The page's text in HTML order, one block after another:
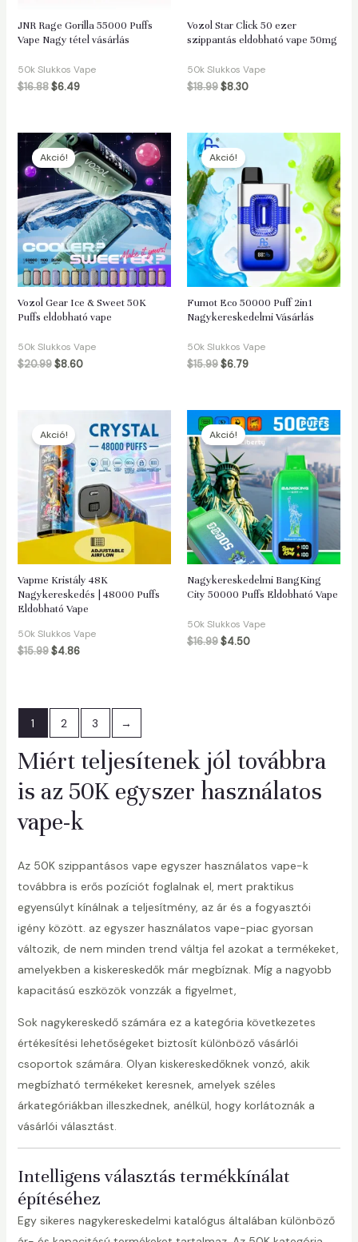
JNR Rage Gorilla 55000 Puffs
Vape Nagy tétel vásárlás
50k Slukkos Vape
$16.88 $6.49
Vozol Star Click 50 ezer
szippantás eldobható vape 50mg
50k Slukkos Vape
$18.99$8.30
Akció!
Vozol Gear Ice & Sweet 50K
Puffs eldobható vape
50k Slukkos Vape
$20.99 $8.60
Akció!
Fumot Eco 50000 Puff 2in1
Nagykereskedelmi Vásárlás
50k Slukkos Vape
$15.99$6.79
Akció!
Vapme Kristály 48K
Nagykereskedés | 48000 Puffs
Eldobható Vape
50k Slukkos Vape
$15.99 $4.86
Akció!
Nagykereskedelmi BangKing
City 50000 Puffs Eldobható Vape
50k Slukkos Vape
$16.99$4.50
1 2 3 →
Miért teljesítenek jól továbbra
is az 50K egyszer használatos
vape-k
Az 50K szippantásos vape egyszer használatos vape-k
továbbra is erős pozíciót foglalnak el, mert praktikus
egyensúlyt kínálnak a teljesítmény, az ár és a fogyasztói
igény között. az egyszer használatos vape-piac gyorsan
változik, de nem minden trend váltja fel azokat a termékeket,
amelyekben a kiskereskedők már megbíznak. Míg a nagyobb
kapacitású eszközök vonzzák a figyelmet,
Sok nagykereskedő számára ez a kategória következetes
értékesítési lehetőségeket biztosít különböző vásárlói
csoportok számára. Olyan kiskereskedőknek vonzó, akik
megbízható termékeket keresnek, amelyek széles
árkategóriákban illeszkednek, anélkül, hogy korlátoznák a
vásárlói választást.
Intelligens választás termékkínálat
építéséhez
Egy sikeres nagykereskedelmi katalógus általában különböző